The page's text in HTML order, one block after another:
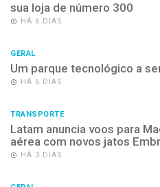
sua loja de número 300
HÁ 6 DIAS
GERAL
Um parque tecnológico a
HÁ 6 DIAS
TRANSPORTE
Latam anuncia voos para
aérea com novos jatos
HÁ 3 DIAS